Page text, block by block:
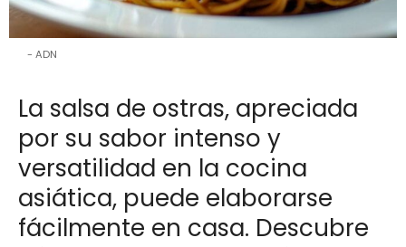
ADN
La salsa de ostras, apreciada
por su sabor intenso y
versatilidad en la cocina
asiática, puede elaborarse
fácilmente en casa. Descubre